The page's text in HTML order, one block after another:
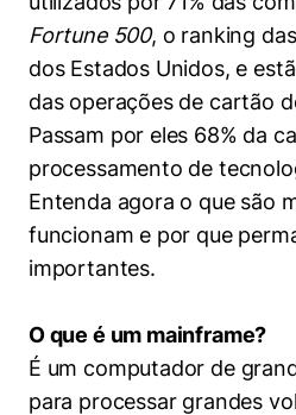
Fortune 500, o ranking
dos Estados Unidos, e
das operações de cartão
Passam por eles 68% da
processamento de
Entenda agora o que são
funcionam e por que
importantes.
O que é um mainframe?
É um computador de
para processar grandes